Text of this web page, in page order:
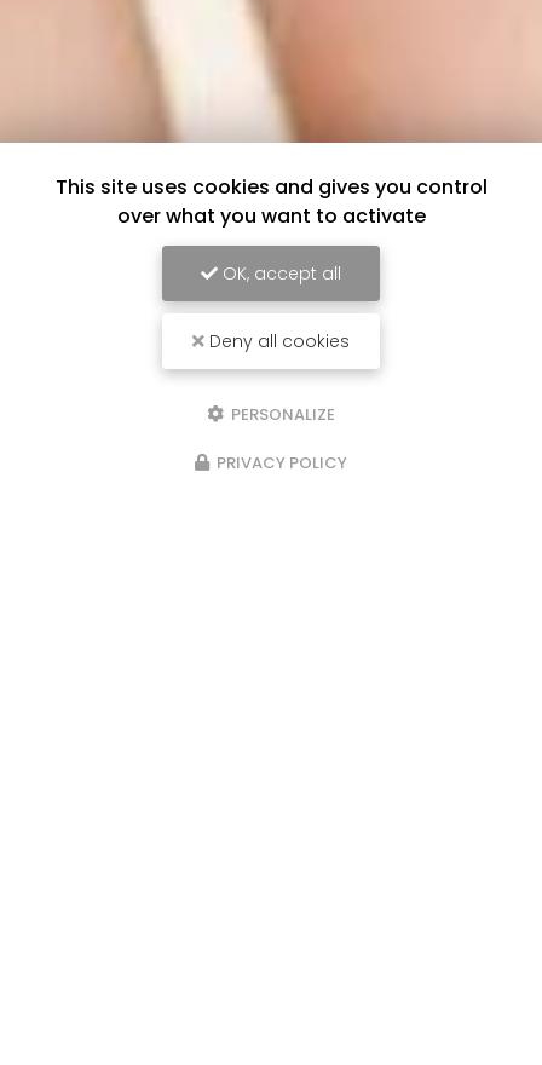
This site uses cookies and gives you control
over what you want to activate
OK, accept all
Deny all cookies
PERSONALIZE
PRIVACY POLICY